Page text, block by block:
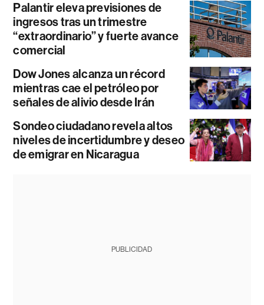
Palantir eleva previsiones de
ingresos tras un trimestre
“extraordinario” y fuerte avance
comercial
Dow Jones alcanza un récord
mientras cae el petróleo por
señales de alivio desde Irán
Sondeo ciudadano revela altos
niveles de incertidumbre y deseo
de emigrar en Nicaragua
PUBLICIDAD